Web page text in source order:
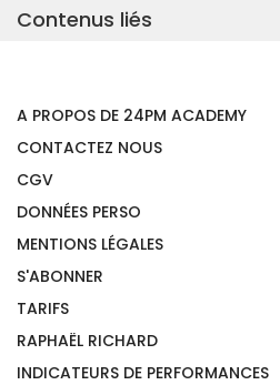
Contenus liés
A PROPOS DE 24PM ACADEMY
CONTACTEZ NOUS
CGV
DONNÉES PERSO
MENTIONS LÉGALES
S'ABONNER
TARIFS
RAPHAËL RICHARD
INDICATEURS DE PERFORMANCES